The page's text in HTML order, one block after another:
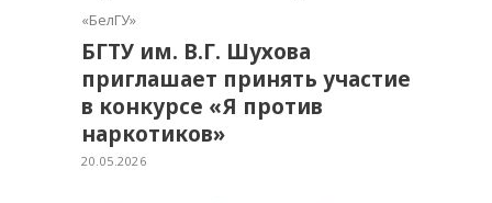
«БелГУ»
БГТУ им. В.Г. Шухова
приглашает принять участие
в конкурсе «Я против
наркотиков»
20.05.2026